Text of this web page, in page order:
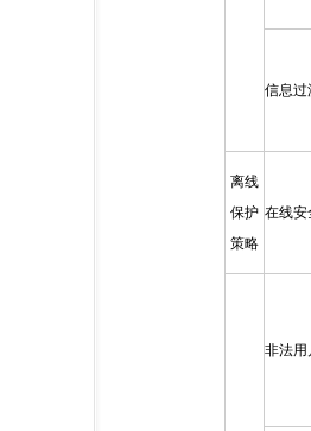
信息过
离线
保护
策略
在线安
非法用